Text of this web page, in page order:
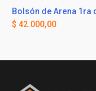
Bolsón de Arena 1ra
$ 42.000,00